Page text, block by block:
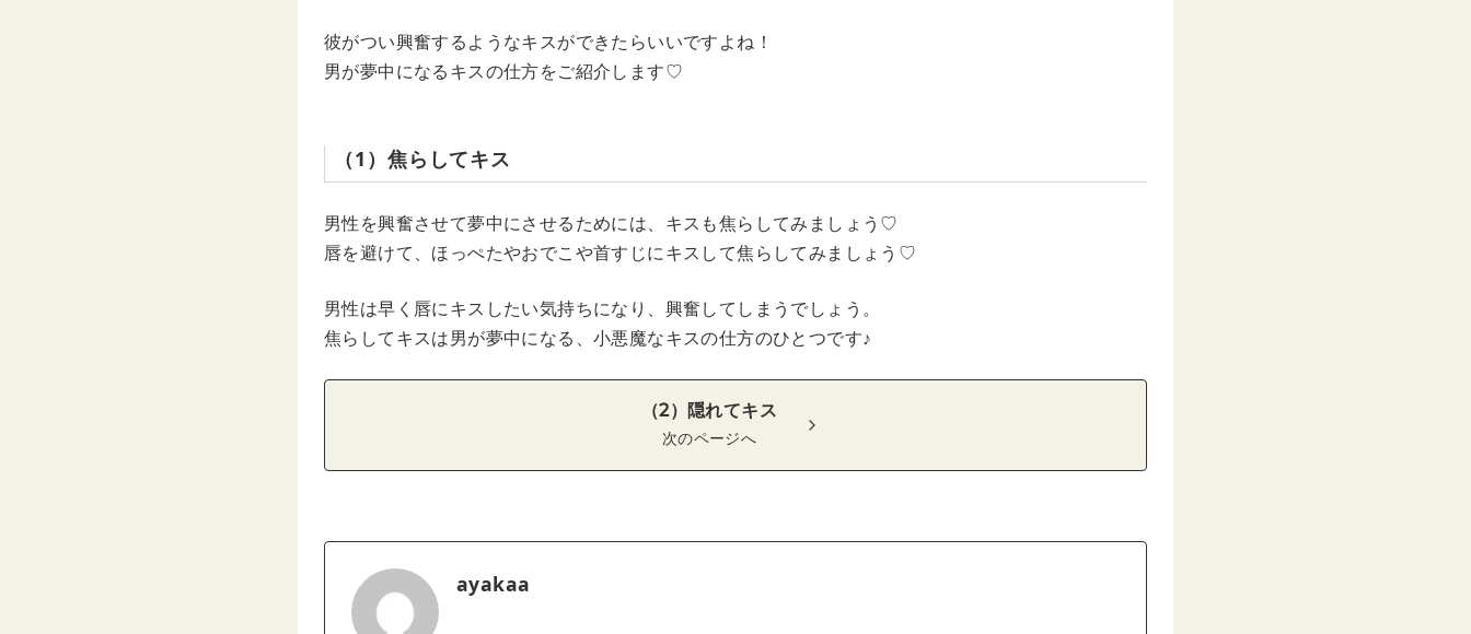
彼がつい興奮するようなキスができたらいいですよね！
男が夢中になるキスの仕方をご紹介します♡
（1）焦らしてキス
男性を興奮させて夢中にさせるためには、キスも焦らしてみましょう♡
唇を避けて、ほっぺたやおでこや首すじにキスして焦らしてみましょう♡
男性は早く唇にキスしたい気持ちになり、興奮してしまうでしょう。
焦らしてキスは男が夢中になる、小悪魔なキスの仕方のひとつです♪
（2）隠れてキス
次のページへ
ayakaa